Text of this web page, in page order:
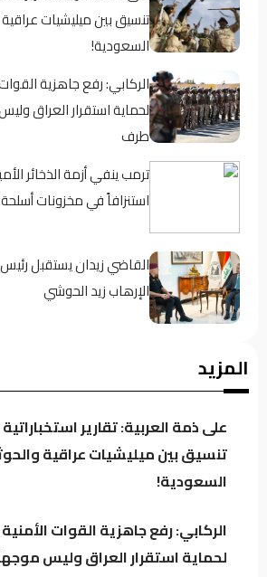
تنسيق بين ميليشيات
السعودية!
الركابي: رفع جاهزية القوات
لحماية استقرار العراق
طرف
ترمب ينفي أزمة الذخائر
استنزافاً في مخزونات أسلحة
القاضي زيدان يستقبل
الإرهاب زيد الحوشي
كردستان تحت مجهر “صولة
بفتح ملفات النفط والمنافذ
باحث سياسي: النظام في
بل يصنعها للبقاء
المزيد
على ذمة العربية: تقارير
تنسيق بين ميليشيات عراقية
السعودية!
الركابي: رفع جاهزية القوات الأمنية
لحماية استقرار العراق وليس